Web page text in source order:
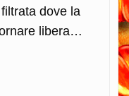
dove la
libera…